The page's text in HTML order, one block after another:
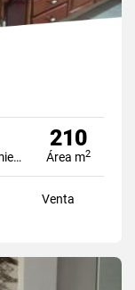
Estacionamiento
210
Área m2
Venta